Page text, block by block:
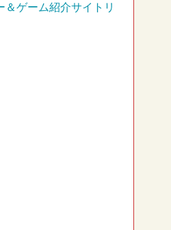
＆ゲーム紹介サイトリ